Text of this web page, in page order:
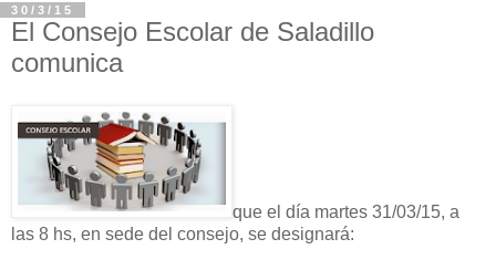
30/3/15
El Consejo Escolar de Saladillo
comunica
que el día martes 31/03/15, a
las 8 hs, en sede del consejo, se designará: